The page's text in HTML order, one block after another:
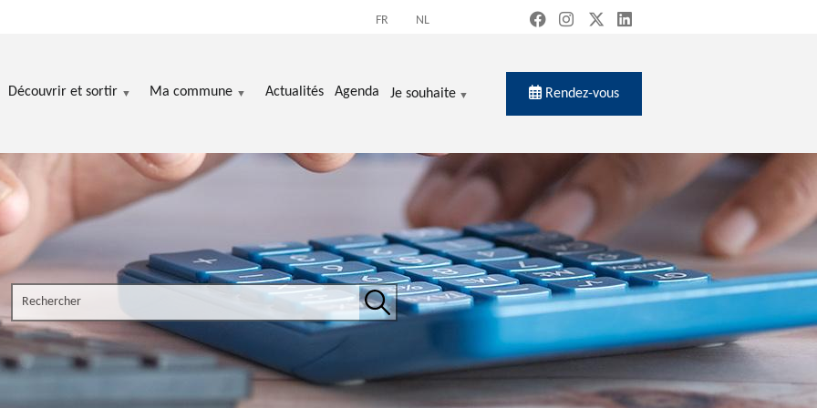
FR NL
Découvrir et sortir Ma commune Actualités Agenda Je souhaite Rendez-vous
Search the site
Rechercher